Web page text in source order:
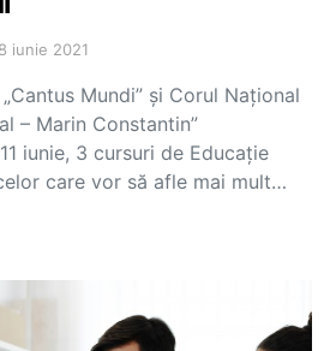
8 iunie 2021
Mundi” și Corul Național
– Marin Constantin”
iunie, 3 cursuri de Educație
care vor să afle mai mult…